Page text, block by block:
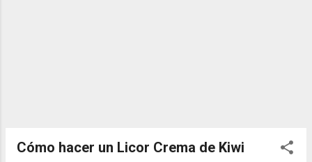
Cómo hacer un Licor Crema de Kiwi